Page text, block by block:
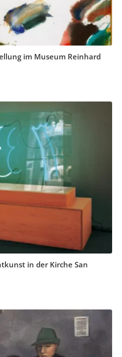
im Museum Reinhard
in der Kirche San